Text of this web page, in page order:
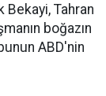
Bekayi, Tahran
boğazın
ABD'nin